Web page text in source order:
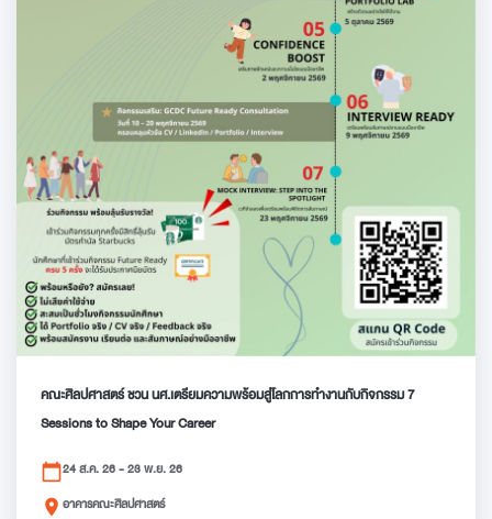
คณะศิลปศาสตร์ ชวน นศ.เตรียมความพร้อมสู่โลกการทำงานกับกิจกรรม 7
Sessions to Shape Your Career
calendar_today24 ส.ค. 26 - 23 พ.ย. 26
place อาคารคณะศิลปศาสตร์